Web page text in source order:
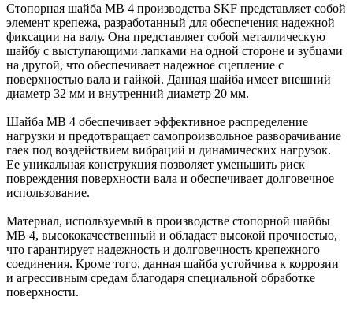
Стопорная шайба MB 4 производства SKF представляет собой
элемент крепежа, разработанный для обеспечения надежной
фиксации на валу. Она представляет собой металлическую
шайбу с выступающими лапками на одной стороне и зубцами
на другой, что обеспечивает надежное сцепление с
поверхностью вала и гайкой. Данная шайба имеет внешний
диаметр 32 мм и внутренний диаметр 20 мм.
Шайба MB 4 обеспечивает эффективное распределение
нагрузки и предотвращает самопроизвольное разворачивание
гаек под воздействием вибраций и динамических нагрузок.
Ее уникальная конструкция позволяет уменьшить риск
повреждения поверхности вала и обеспечивает долговечное
использование.
Материал, используемый в производстве стопорной шайбы
MB 4, высококачественный и обладает высокой прочностью,
что гарантирует надежность и долговечность крепежного
соединения. Кроме того, данная шайба устойчива к коррозии
и агрессивным средам благодаря специальной обработке
поверхности.